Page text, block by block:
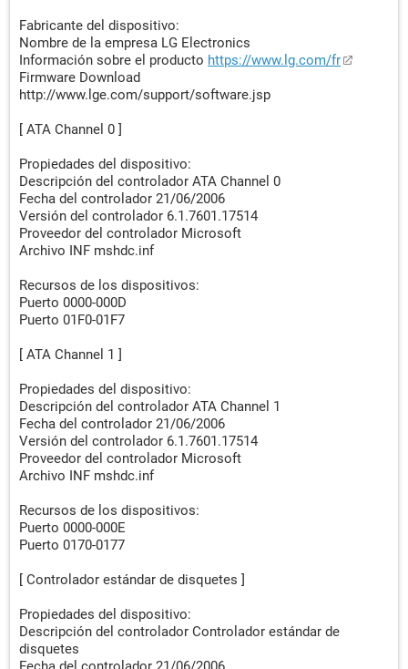
Fabricante del dispositivo:
Nombre de la empresa LG Electronics
Información sobre el producto https://www.lg.com/fr
Firmware Download
http://www.lge.com/support/software.jsp
[ ATA Channel 0 ]
Propiedades del dispositivo:
Descripción del controlador ATA Channel 0
Fecha del controlador 21/06/2006
Versión del controlador 6.1.7601.17514
Proveedor del controlador Microsoft
Archivo INF mshdc.inf
Recursos de los dispositivos:
Puerto 0000-000D
Puerto 01F0-01F7
[ ATA Channel 1 ]
Propiedades del dispositivo:
Descripción del controlador ATA Channel 1
Fecha del controlador 21/06/2006
Versión del controlador 6.1.7601.17514
Proveedor del controlador Microsoft
Archivo INF mshdc.inf
Recursos de los dispositivos:
Puerto 0000-000E
Puerto 0170-0177
[ Controlador estándar de disquetes ]
Propiedades del dispositivo:
Descripción del controlador Controlador estándar de
disquetes